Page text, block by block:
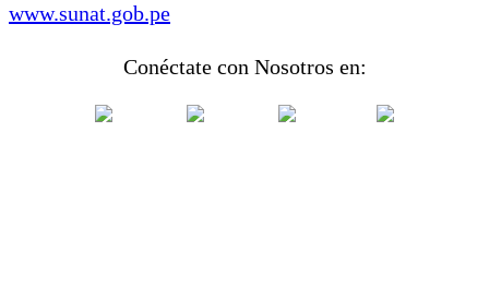
www.sunat.gob.pe
Conéctate con Nosotros en: